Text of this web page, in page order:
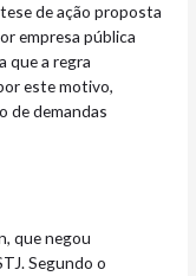
de ação proposta
empresa pública
que a regra
este motivo,
de demandas
que negou
Segundo o